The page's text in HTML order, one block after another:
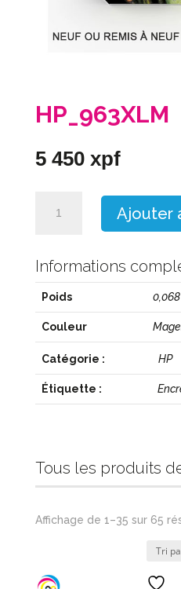
HP_963XLM
5 450 xpf
Ajouter
Informations
Poids
Couleur
Catégorie : HP
Étiquette :
Tous les produits
Affichage de 1–35 sur 65